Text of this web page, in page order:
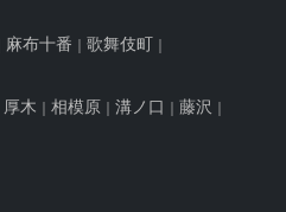
麻布十番 歌舞伎町
厚木 相模原 溝ノ口 藤沢